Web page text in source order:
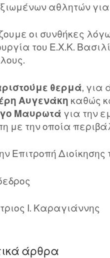
αθλητών
οι συνθήκες
του Ε.Χ.Κ.
θερμά, για
Αυγενάκη καθώς
Μαυρωτά για την
με την οποία
Επιτροπή Διοίκησης
Ι. Καραγιάννης
άρθρα